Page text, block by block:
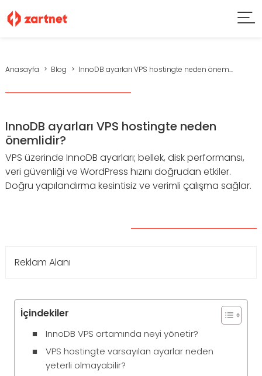
Anasayfa Blog InnoDB ayarları VPS hostingte neden önem...
InnoDB ayarları VPS hostingte neden
önemlidir?
VPS üzerinde InnoDB ayarları; bellek, disk performansı,
veri güvenliği ve WordPress hızını doğrudan etkiler.
Doğru yapılandırma kesintisiz ve verimli çalışma sağlar.
Reklam Alanı
İçindekiler
InnoDB VPS ortamında neyi yönetir?
VPS hostingte varsayılan ayarlar neden
yeterli olmayabilir?